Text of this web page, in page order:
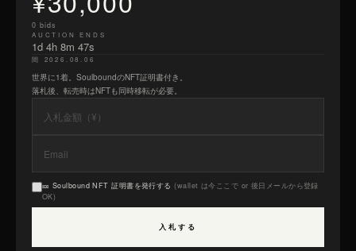
0 bids
AUCTION ENDS
1d 4h 8m 46s
間 2026.08.06
世界に1着。SoulboundのNFT証明書付き。
落札後、転売時はNFTも同時移転が必要。
🎫 Soulbound NFT 証明書を発行する(wallet は今ここで or 後日メールから登録
OK)
入札する